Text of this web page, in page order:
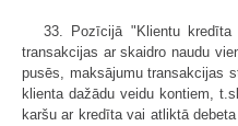
33. Pozīcijā "Klientu kredīta
transakcijas ar skaidro naudu
pusēs, maksājumu transakcijas
klienta dažādu veidu kontiem,
karšu ar kredīta vai atliktā